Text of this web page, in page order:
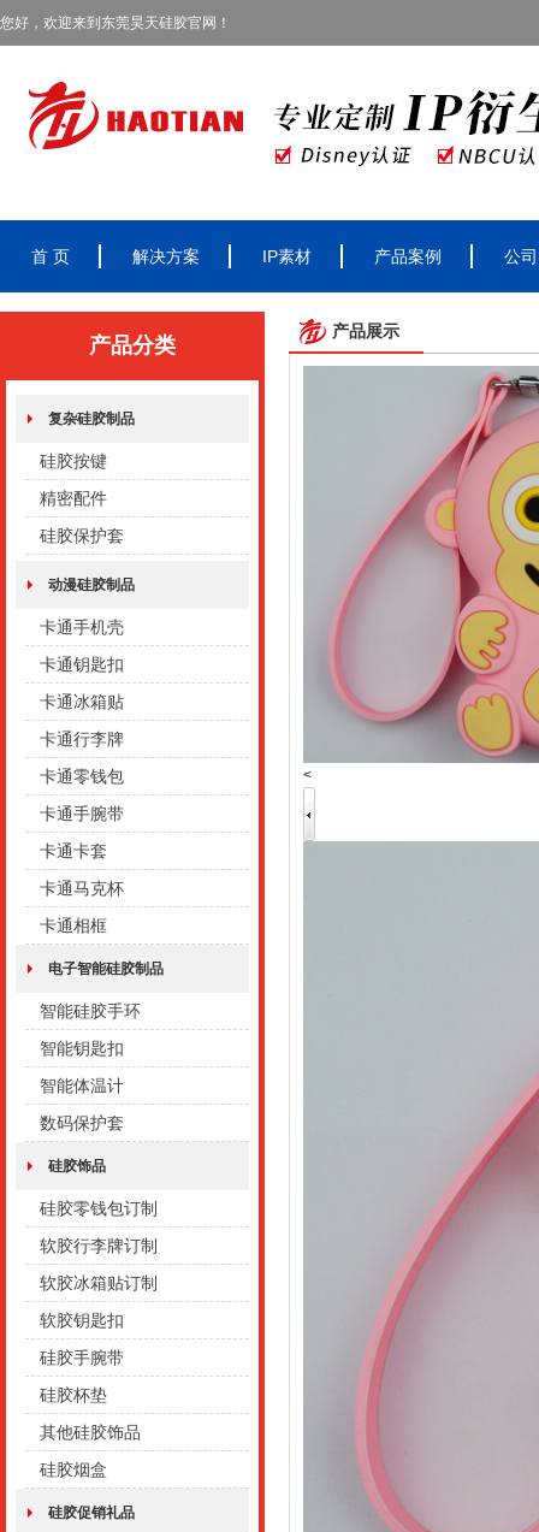
您好，欢迎来到东莞昊天硅胶官网！
首 页 解决方案 IP素材 产品案例 公
产品分类
复杂硅胶制品
硅胶按键
精密配件
硅胶保护套
动漫硅胶制品
卡通手机壳
卡通钥匙扣
卡通冰箱贴
卡通行李牌
卡通零钱包
卡通手腕带
卡通卡套
卡通马克杯
卡通相框
电子智能硅胶制品
智能硅胶手环
智能钥匙扣
智能体温计
数码保护套
硅胶饰品
硅胶零钱包订制
软胶行李牌订制
软胶冰箱贴订制
软胶钥匙扣
硅胶手腕带
硅胶杯垫
其他硅胶饰品
硅胶烟盒
硅胶促销礼品
产品展示
<